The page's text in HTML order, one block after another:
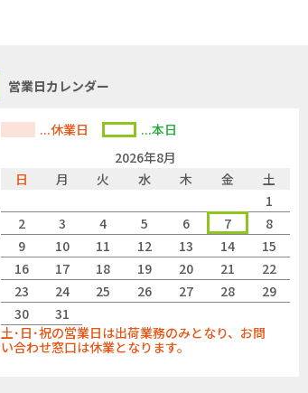
営業日カレンダー
...休業日
...本日
2026年8月
日
月 火 水 木 金
土
1
2
3 4 5 6 7
8
9
10 11 12 13 14
15
16
17 18 19 20 21
22
23
24 25 26 27 28
29
30
31
土･日･祝の営業日は出荷業務のみとなり、お問
い合わせ窓口は休業となります。